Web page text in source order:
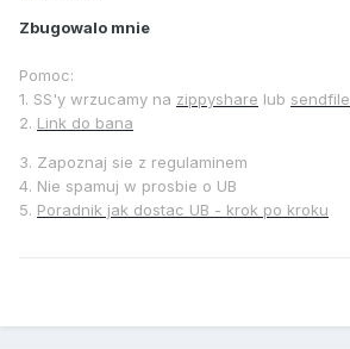
Zbugowalo mnie
Pomoc:
1. SS'y wrzucamy na zippyshare lub sendfile
2. Link do bana
3. Zapoznaj sie z regulaminem
4. Nie spamuj w prosbie o UB
5. Poradnik jak dostac UB - krok po kroku